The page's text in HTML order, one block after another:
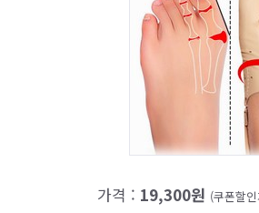
가격 : 19,300원 (쿠폰할